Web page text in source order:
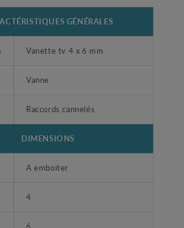
GÉNÉRALES
Vanette tv 4 x 6 mm
Vanne
Raccords cannelés
DIMENSIONS
A emboiter
4